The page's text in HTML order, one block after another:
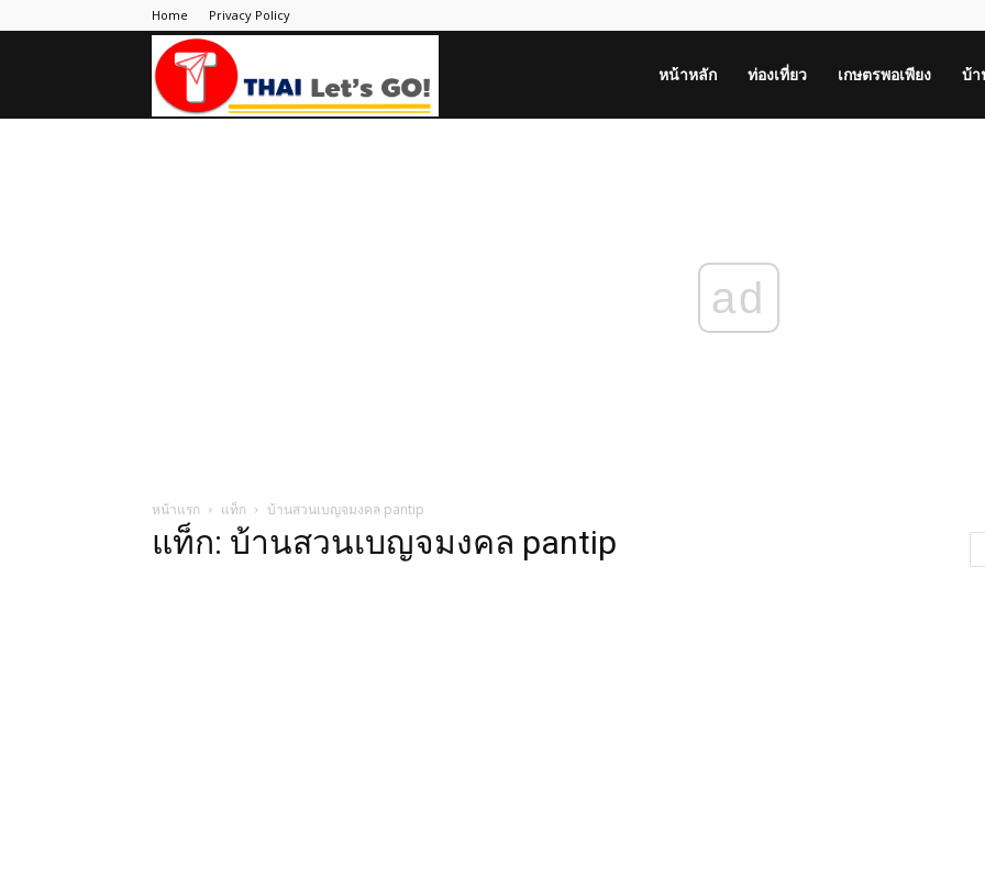
Home Privacy Policy
หน้าหลัก ท่องเที่ยว เกษตรพอเพียง บ้
ad
หน้าแรก แท็ก บ้านสวนเบญจมงคล pantip
แท็ก: บ้านสวนเบญจมงคล pantip